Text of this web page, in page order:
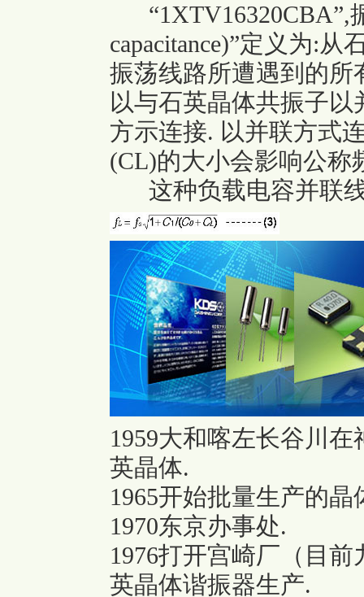
“1XTV16320CBA”,
capacitance)”定义为:
振荡线路所遭遇到的
以与石英晶体共振子以
方示连接. 以并联方式
(CL)的大小会影响公称
这种负载电容并联
1959大和喀左长谷川
英晶体.
1965开始批量生产的
1970东京办事处.
1976打开宫崎厂（目
英晶体谐振器生产.